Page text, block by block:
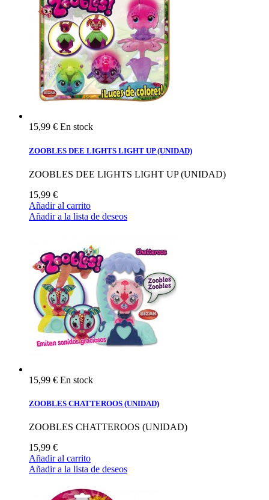
15,99 € En stock
ZOOBLES DEE LIGHTS LIGHT UP (UNIDAD)
ZOOBLES DEE LIGHTS LIGHT UP (UNIDAD)
15,99 €
Añadir al carrito
Añadir a la lista de deseos
15,99 € En stock
ZOOBLES CHATTEROOS (UNIDAD)
ZOOBLES CHATTEROOS (UNIDAD)
15,99 €
Añadir al carrito
Añadir a la lista de deseos